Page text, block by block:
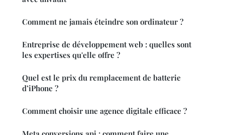
Comment ne jamais éteindre son ordinateur ?
Entreprise de développement web : quelles sont
les expertises qu'elle offre ?
Quel est le prix du remplacement de batterie
d’iPhone ?
Comment choisir une agence digitale efficace ?